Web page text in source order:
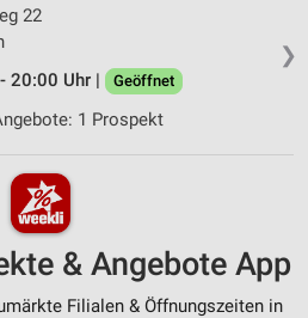
❯
22
20:00 Uhr |
Geöffnet
1 Prospekt
& Angebote App
Filialen & Öffnungszeiten in